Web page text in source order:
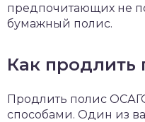
предпочитающих не
бумажный полис.
Как продлить
Продлить полис
способами. Один из